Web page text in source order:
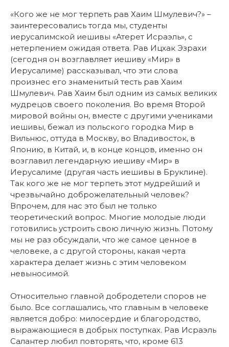
«Кого же не мог терпеть рав Хаим Шмулевич?» –
заинтересовались тогда мы, студенты
иерусалимской иешивы «Атерет Исраэль», с
нетерпением ожидая ответа. Рав Ицхак Эзрахи
(сегодня он возглавляет иешиву «Мир» в
Иерусалиме) рассказывал, что эти слова
произнес его знаменитый тесть рав Хаим
Шмулевич. Рав Хаим был одним из самых великих
мудрецов своего поколения. Во время Второй
мировой войны он, вместе с другими учениками
иешивы, бежал из польского городка Мир в
Вильнюс, оттуда в Москву, во Владивосток, в
Японию, в Китай, и, в конце концов, именно он
возглавил легендарную иешиву «Мир» в
Иерусалиме (другая часть иешивы в Бруклине).
Так кого же не мог терпеть этот мудрейший и
чрезвычайно доброжелательный человек?
Впрочем, для нас это был не только
теоретический вопрос. Многие молодые люди
готовились устроить свою личную жизнь. Потому
мы не раз обсуждали, что же самое ценное в
человеке, а с другой стороны, какая черта
характера делает жизнь с этим человеком
невыносимой.
Относительно главной добродетели споров не
было. Все соглашались, что главным в человеке
является добро: милосердие и благородство,
выражающиеся в добрых поступках. Рав Исраэль
Салантер любил повторять, что, кроме 613